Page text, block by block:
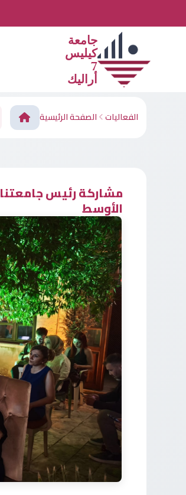
جامعة
كيليس
7
أراليك
الصفحة الرئيسية الفعاليات
مشاركة رئيس
الأوسط